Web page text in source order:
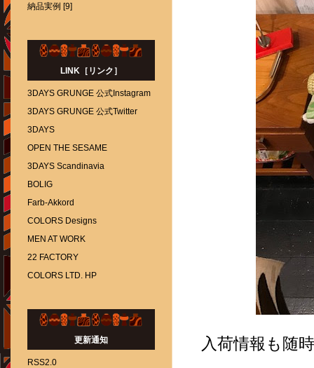
入荷情報も随
納品実例 [9]
LINK［リンク］
3DAYS GRUNGE 公式Instagram
3DAYS GRUNGE 公式Twitter
3DAYS
OPEN THE SESAME
3DAYS Scandinavia
BOLIG
Farb-Akkord
COLORS Designs
MEN AT WORK
22 FACTORY
COLORS LTD. HP
更新通知
RSS2.0